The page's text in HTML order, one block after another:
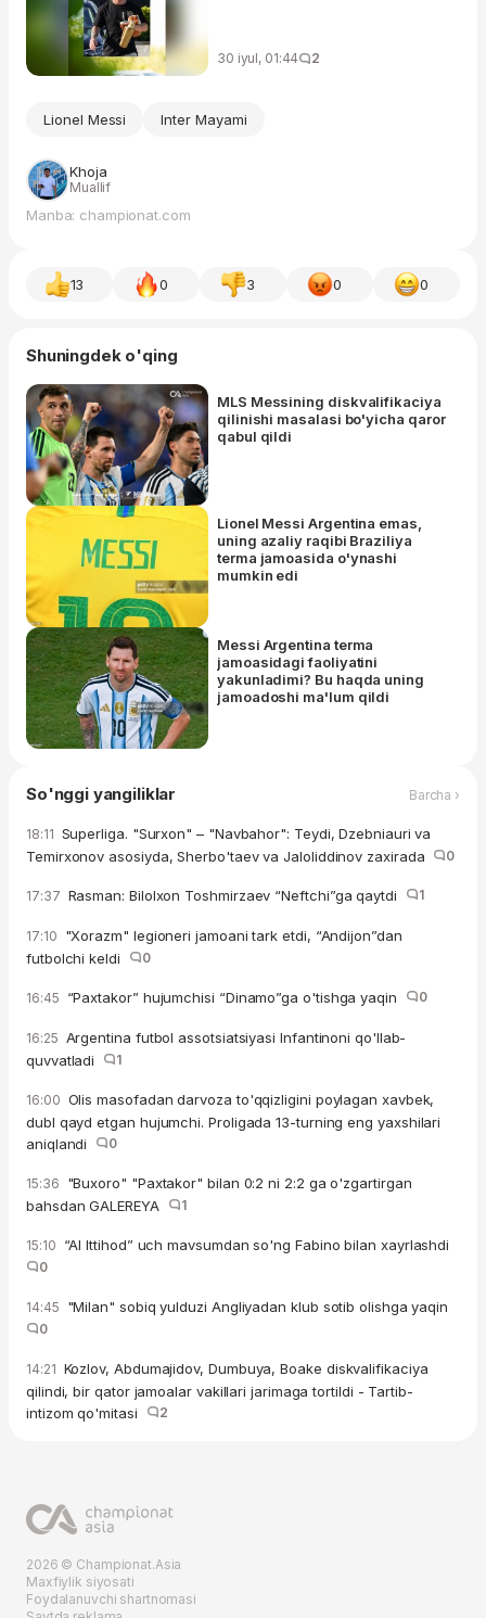
30 iyul, 01:44 2
Lionel Messi Inter Mayami
Khoja
Muallif
Manba: championat.com
13 0 3 0 0
Shuningdek o'qing
MLS Messining diskvalifikaciya
qilinishi masalasi bo'yicha qaror
qabul qildi
Lionel Messi Argentina emas,
uning azaliy raqibi Braziliya
terma jamoasida o'ynashi
mumkin edi
Messi Argentina terma
jamoasidagi faoliyatini
yakunladimi? Bu haqda uning
jamoadoshi ma'lum qildi
So'nggi yangiliklar Barcha ›
18:11 Superliga. "Surxon" – "Navbahor": Teydi, Dzebniauri va
Temirxonov asosiyda, Sherbo'taev va Jaloliddinov zaxirada
0
17:37 Rasman: Bilolxon Toshmirzaev “Neftchi”ga qaytdi 1
17:10 "Xorazm" legioneri jamoani tark etdi, “Andijon”dan
futbolchi keldi
0
16:45 “Paxtakor” hujumchisi “Dinamo”ga o'tishga yaqin 0
16:25 Argentina futbol assotsiatsiyasi Infantinoni qo'llab-
quvvatladi
1
16:00 Olis masofadan darvoza to'qqizligini poylagan xavbek,
dubl qayd etgan hujumchi. Proligada 13-turning eng yaxshilari
aniqlandi
0
15:36 "Buxoro" "Paxtakor" bilan 0:2 ni 2:2 ga o'zgartirgan
bahsdan GALEREYA
1
15:10 “Al Ittihod” uch mavsumdan so'ng Fabino bilan xayrlashdi
0
14:45 "Milan" sobiq yulduzi Angliyadan klub sotib olishga yaqin
0
14:21 Kozlov, Abdumajidov, Dumbuya, Boake diskvalifikaciya
qilindi, bir qator jamoalar vakillari jarimaga tortildi - Tartib-
intizom qo'mitasi
2
2026 © Championat.Asia
Maxfiylik siyosati
Foydalanuvchi shartnomasi